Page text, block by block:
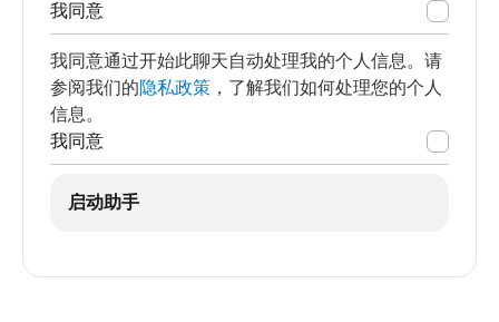
我同意
我同意通过开始此聊天自动处理我的个人信息。请
参阅我们的隐私政策 ，了解我们如何处理您的个人
信息。
我同意
启动助手